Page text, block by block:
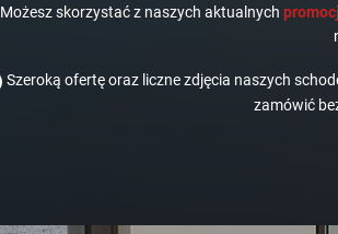
Możesz skorzystać z naszych aktualnych
Szeroką ofertę oraz liczne zdjęcia naszych
zamówić